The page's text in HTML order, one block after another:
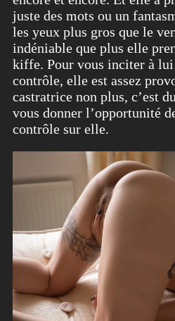
juste des mots ou un
les yeux plus gros que le
indéniable que plus elle
kiffe. Pour vous inciter à
contrôle, elle est assez
castratrice non plus, c’est
vous donner l’opportunité
contrôle sur elle.